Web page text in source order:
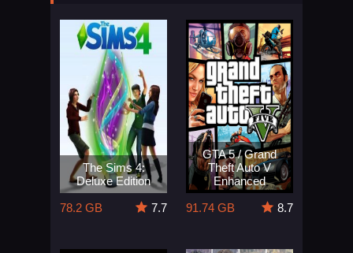
The Sims 4:
Deluxe Edition
78.2 GB
7.7
GTA 5 / Grand
Theft Auto V
Enhanced
91.74 GB
8.7